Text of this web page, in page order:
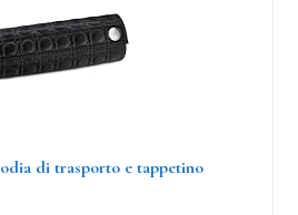
di trasporto e tappetino